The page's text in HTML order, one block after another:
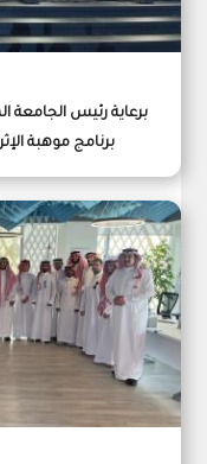
برعاية رئيس
برنامج موهبة